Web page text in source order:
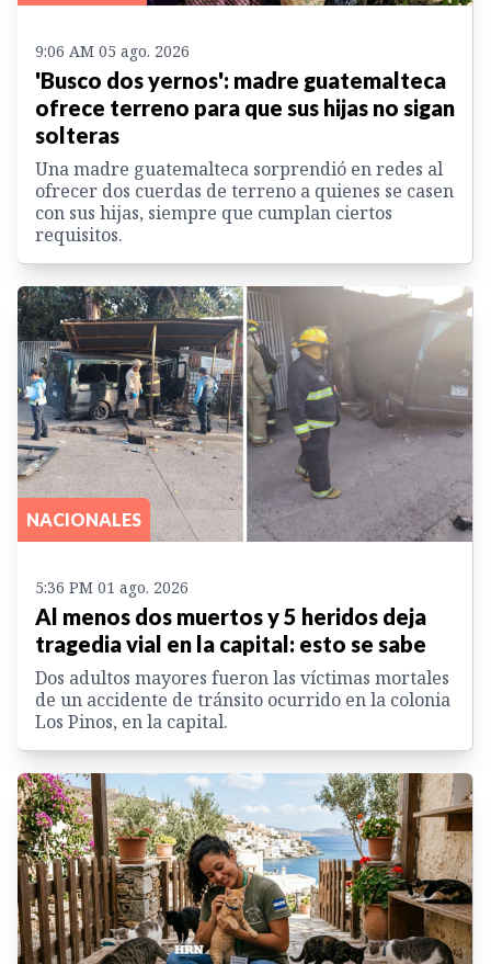
9:06 AM 05 ago. 2026
'Busco dos yernos': madre guatemalteca
ofrece terreno para que sus hijas no sigan
solteras
Una madre guatemalteca sorprendió en redes al
ofrecer dos cuerdas de terreno a quienes se casen
con sus hijas, siempre que cumplan ciertos
requisitos.
NACIONALES
5:36 PM 01 ago. 2026
Al menos dos muertos y 5 heridos deja
tragedia vial en la capital: esto se sabe
Dos adultos mayores fueron las víctimas mortales
de un accidente de tránsito ocurrido en la colonia
Los Pinos, en la capital.